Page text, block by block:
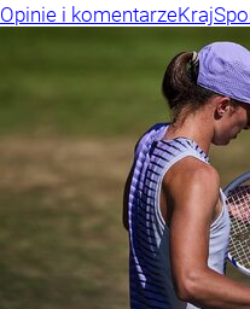
Opinie i komentarzeKraj